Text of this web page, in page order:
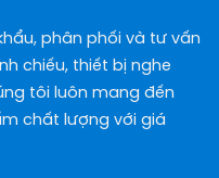
phân phối và tư vấn
chiếu, thiết bị nghe
tôi luôn mang đến
chất lượng với giá